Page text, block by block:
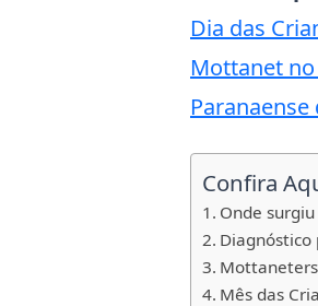
Dia das
Mottanet no
Confira
Onde
Diagnóstico
Mês das